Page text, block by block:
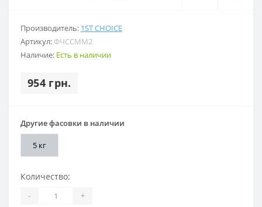
Производитель: 1ST CHOICE
Артикул: ФЧССММ2
Наличие: Есть в наличии
954 грн.
Другие фасовки в наличии
5 кг
Количество:
- +